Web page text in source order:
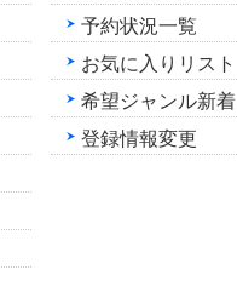
予約状況一覧
お気に入りリスト
希望ジャンル新着
登録情報変更